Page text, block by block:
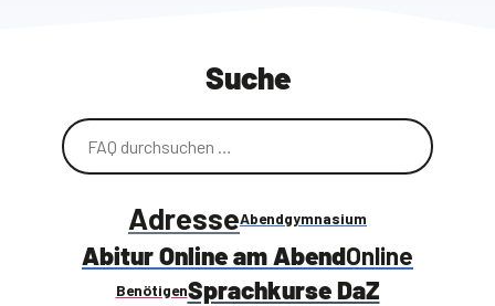
Suche
AdresseAbendgymnasium
Abitur Online am AbendOnline
BenötigenSprachkurse DaZ